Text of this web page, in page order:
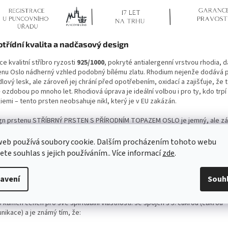
používá soubory cookie. Dalším procházením tohoto webu
souhlas s jejich používáním.. Více informacízde.
kvalita a nadčasový design
kvalitní stříbro ryzosti 925/1000, pokryté antialergenní vrstvou rhodia,
Oslo nádherný vzhled podobný bílému zlatu. Rhodium nejenže dodává
lesk, ale zároveň jej chrání před opotřebením, oxidací a zajišťuje, že
po mnoho let. Rhodiová úprava je ideální volbou i pro ty, kdo
– tento prsten neobsahuje nikl, který je v EU zakázán.
prstenu STŘÍBRNÝ PRSTEN S PŘÍRODNÍM TOPAZEM OSLO je jemný, ale
okouzlující kontrast a září jako hvězda na vašem prstu. Jednoduchá
prstenu jej činí skvělou volbou pro každodenní nošení i slavnostní
topaz – kámen klidu a inspirace
topaz, který zdobí prsten Oslo, není jen krásným drahokamem. Již po
ceněn pro své spirituální vlastnosti. Je spojen s 5. čakrou (čakrou
a je známý tím, že: